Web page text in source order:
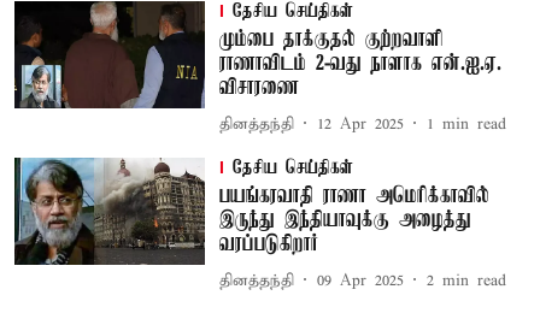
தேசிய செய்திகள்
மும்பை தாக்குதல் குற்றவாளி
ராணாவிடம் 2-வது நாளாக என்.ஐ.ஏ.
விசாரணை
தினத்தந்தி 12 Apr 2025 1 min read
தேசிய செய்திகள்
பயங்கரவாதி ராணா அமெரிக்காவில்
இருந்து இந்தியாவுக்கு அழைத்து
வரப்படுகிறார்
தினத்தந்தி 09 Apr 2025 2 min read